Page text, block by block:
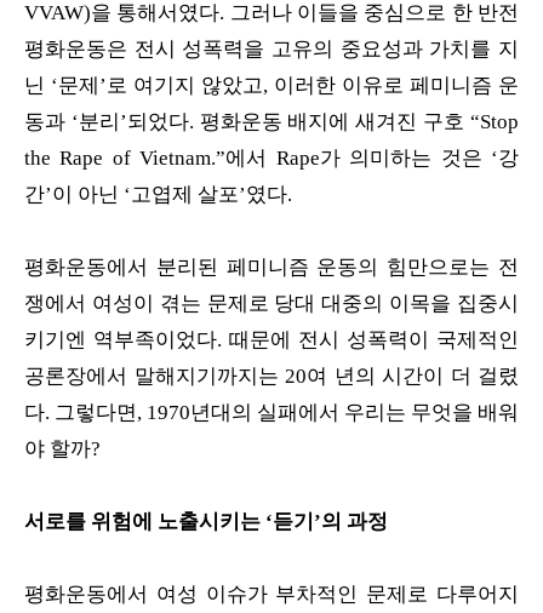
VVAW)을 통해서였다. 그러나 이들을 중심으로 한 반전
평화운동은 전시 성폭력을 고유의 중요성과 가치를 지
닌 ‘문제’로 여기지 않았고, 이러한 이유로 페미니즘 운
동과 ‘분리’되었다. 평화운동 배지에 새겨진 구호 “Stop
the Rape of Vietnam.”에서 Rape가 의미하는 것은 ‘강
간’이 아닌 ‘고엽제 살포’였다.
평화운동에서 분리된 페미니즘 운동의 힘만으로는 전
쟁에서 여성이 겪는 문제로 당대 대중의 이목을 집중시
키기엔 역부족이었다. 때문에 전시 성폭력이 국제적인
공론장에서 말해지기까지는 20여 년의 시간이 더 걸렸
다. 그렇다면, 1970년대의 실패에서 우리는 무엇을 배워
야 할까?
서로를 위험에 노출시키는 ‘듣기’의 과정
평화운동에서 여성 이슈가 부차적인 문제로 다루어지